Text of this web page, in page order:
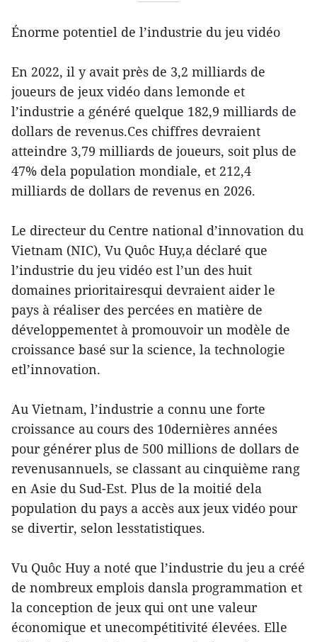
Énorme potentiel de l’industrie du jeu vidéo
En 2022, il y avait près de 3,2 milliards de
joueurs de jeux vidéo dans lemonde et
l’industrie a généré quelque 182,9 milliards de
dollars de revenus.Ces chiffres devraient
atteindre 3,79 milliards de joueurs, soit plus de
47% dela population mondiale, et 212,4
milliards de dollars de revenus en 2026.
Le directeur du Centre national d’innovation du
Vietnam (NIC), Vu Quôc Huy,a déclaré que
l’industrie du jeu vidéo est l’un des huit
domaines prioritairesqui devraient aider le
pays à réaliser des percées en matière de
développementet à promouvoir un modèle de
croissance basé sur la science, la technologie
etl’innovation.
Au Vietnam, l’industrie a connu une forte
croissance au cours des 10dernières années
pour générer plus de 500 millions de dollars de
revenusannuels, se classant au cinquième rang
en Asie du Sud-Est. Plus de la moitié dela
population du pays a accès aux jeux vidéo pour
se divertir, selon lesstatistiques.
Vu Quôc Huy a noté que l’industrie du jeu a créé
de nombreux emplois dansla programmation et
la conception de jeux qui ont une valeur
économique et unecompétitivité élevées. Elle